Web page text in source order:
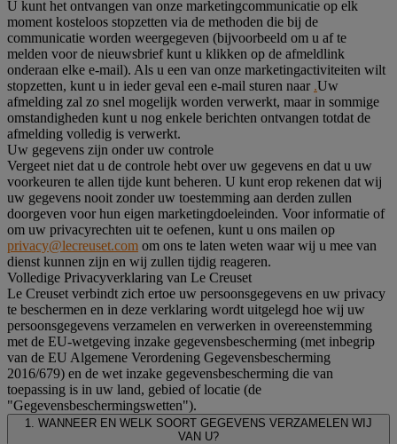
U kunt het ontvangen van onze marketingcommunicatie op elk
moment kosteloos stopzetten via de methoden die bij de
communicatie worden weergegeven (bijvoorbeeld om u af te
melden voor de nieuwsbrief kunt u klikken op de afmeldlink
onderaan elke e-mail). Als u een van onze marketingactiviteiten wilt
stopzetten, kunt u in ieder geval een e-mail sturen naar .Uw
afmelding zal zo snel mogelijk worden verwerkt, maar in sommige
omstandigheden kunt u nog enkele berichten ontvangen totdat de
afmelding volledig is verwerkt.
Uw gegevens zijn onder uw controle
Vergeet niet dat u de controle hebt over uw gegevens en dat u uw
voorkeuren te allen tijde kunt beheren. U kunt erop rekenen dat wij
uw gegevens nooit zonder uw toestemming aan derden zullen
doorgeven voor hun eigen marketingdoeleinden. Voor informatie of
om uw privacyrechten uit te oefenen, kunt u ons mailen op
privacy@lecreuset.com om ons te laten weten waar wij u mee van
dienst kunnen zijn en wij zullen tijdig reageren.
Volledige Privacyverklaring van Le Creuset
Le Creuset verbindt zich ertoe uw persoonsgegevens en uw privacy
te beschermen en in deze verklaring wordt uitgelegd hoe wij uw
persoonsgegevens verzamelen en verwerken in overeenstemming
met de EU-wetgeving inzake gegevensbescherming (met inbegrip
van de EU Algemene Verordening Gegevensbescherming
2016/679) en de wet inzake gegevensbescherming die van
toepassing is in uw land, gebied of locatie (de
"Gegevensbeschermingswetten").
1. WANNEER EN WELK SOORT GEGEVENS VERZAMELEN WIJ
VAN U?